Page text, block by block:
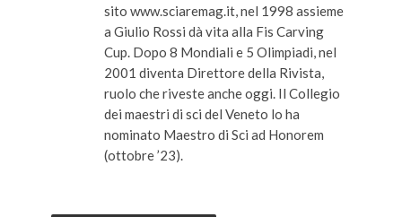
sito www.sciaremag.it, nel 1998 assieme
a Giulio Rossi dà vita alla Fis Carving
Cup. Dopo 8 Mondiali e 5 Olimpiadi, nel
2001 diventa Direttore della Rivista,
ruolo che riveste anche oggi. Il Collegio
dei maestri di sci del Veneto lo ha
nominato Maestro di Sci ad Honorem
(ottobre ’23).